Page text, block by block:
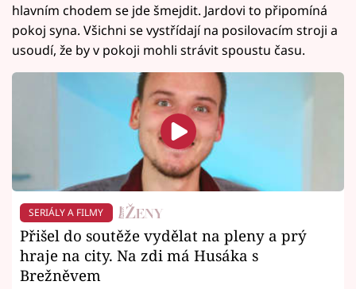
hlavním chodem se jde šmejdit. Jardovi to připomíná
pokoj syna. Všichni se vystřídají na posilovacím stroji a
usoudí, že by v pokoji mohli strávit spoustu času.
SERIÁLY A FILMY
Přišel do soutěže vydělat na pleny a prý
hraje na city. Na zdi má Husáka s
Brežněvem